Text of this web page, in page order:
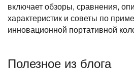
включает обзоры, сравнения,
характеристик и советы по
инновационной портативной
Полезное из блога